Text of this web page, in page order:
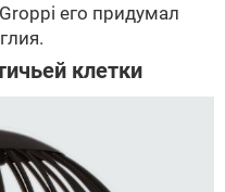
его придумал
клетки